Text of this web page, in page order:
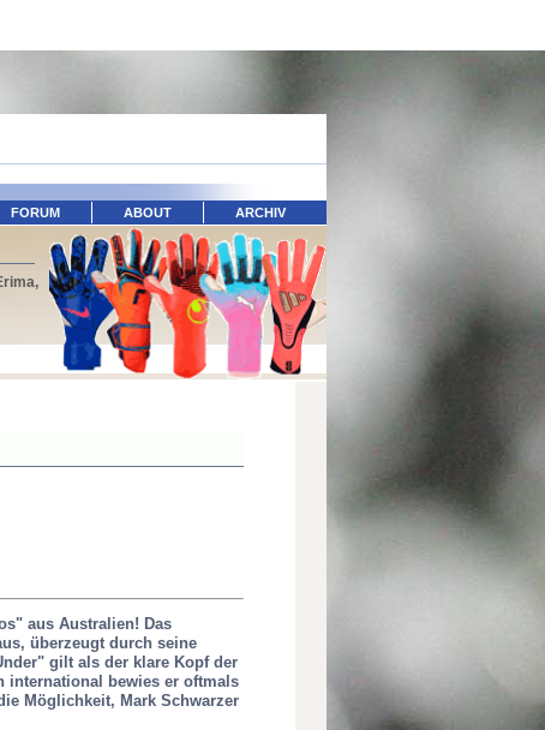
FORUM ABOUT ARCHIV
aus Australien! Das
überzeugt durch seine
gilt als der klare Kopf der
international bewies er oftmals
Möglichkeit, Mark Schwarzer